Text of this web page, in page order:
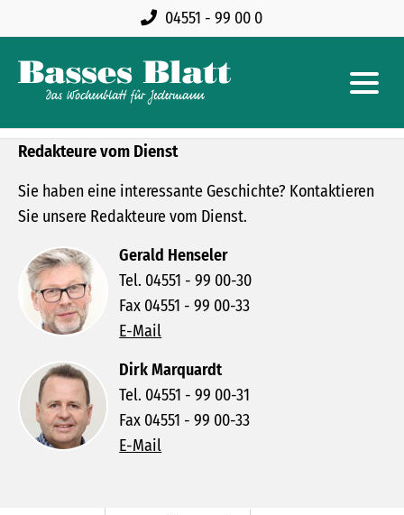
04551 - 99 00 0
Redakteure vom Dienst
Sie haben eine interessante Geschichte? Kontaktieren
Sie unsere Redakteure vom Dienst.
Gerald Henseler
Tel. 04551 - 99 00-30
Fax 04551 - 99 00-33
E-Mail
Dirk Marquardt
Tel. 04551 - 99 00-31
Fax 04551 - 99 00-33
E-Mail